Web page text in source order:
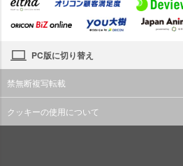
PC版に切り替え
禁無断複写転載
クッキーの使用について